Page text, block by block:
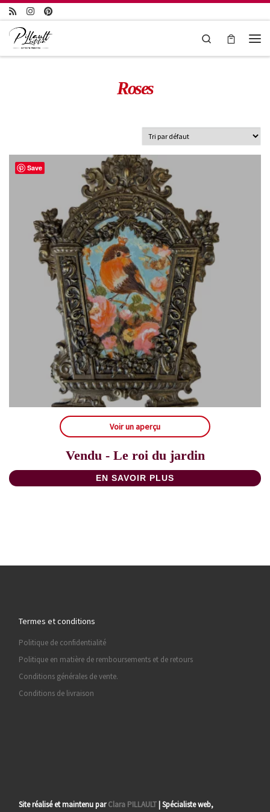
Passer au contenu
Search
Roses
Save
Voir un aperçu
Vendu - Le roi du jardin
EN SAVOIR PLUS
Termes et conditions
Politique de confidentialité
Politique en matière de remboursements et de retours
Conditions générales de vente.
Conditions de livraison
Site réalisé et maintenu parClara PILLAULT | Spécialiste web,